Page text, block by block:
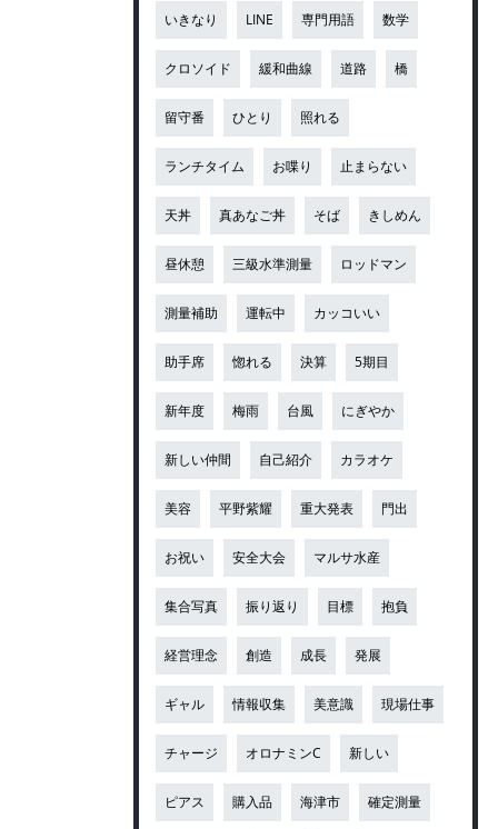
いきなり LINE 専門用語 数学
クロソイド 緩和曲線 道路 橋
留守番 ひとり 照れる
ランチタイム お喋り 止まらない
天丼 真あなご丼 そば きしめん
昼休憩 三級水準測量 ロッドマン
測量補助 運転中 カッコいい
助手席 惚れる 決算 5期目
新年度 梅雨 台風 にぎやか
新しい仲間 自己紹介 カラオケ
美容 平野紫耀 重大発表 門出
お祝い 安全大会 マルサ水産
集合写真 振り返り 目標 抱負
経営理念 創造 成長 発展
ギャル 情報収集 美意識 現場仕事
チャージ オロナミンC 新しい
ピアス 購入品 海津市 確定測量